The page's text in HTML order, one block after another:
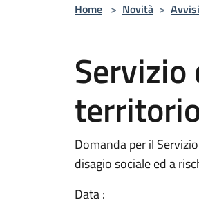
Home > Novità > Avvisi
Domanda per il
disagio sociale ed a
Data :